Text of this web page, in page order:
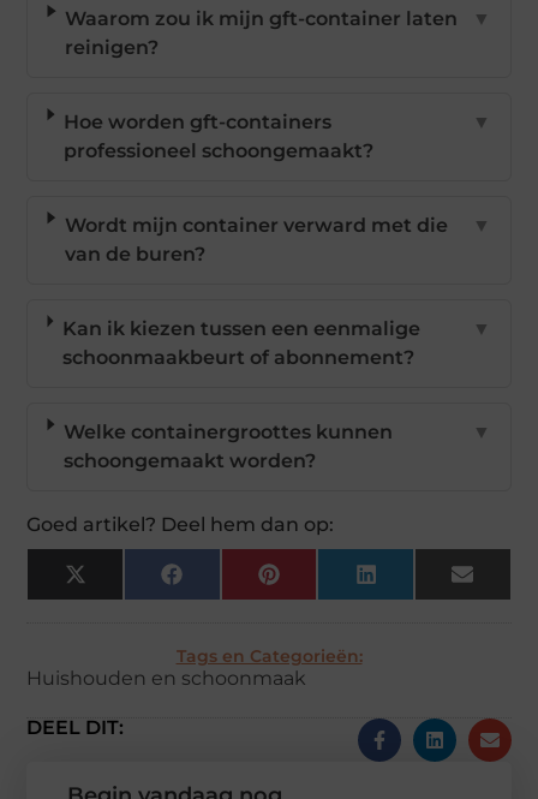
Waarom zou ik mijn gft-container laten
reinigen?
▼
Hoe worden gft-containers
professioneel schoongemaakt?
▼
Wordt mijn container verward met die
van de buren?
▼
Kan ik kiezen tussen een eenmalige
schoonmaakbeurt of abonnement?
▼
Welke containergroottes kunnen
schoongemaakt worden?
▼
Goed artikel? Deel hem dan op:
X
(Twitter)
FacebookPinterestLinkedIn Email
Tags en Categorieën:
Huishouden en schoonmaak
DEEL DIT: